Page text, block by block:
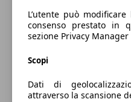
Coppia
Cilindrata
Carburante
Cilindri
Tipo di trazione
L’utente può
consenso prestato in
sezione Privacy
Scopi
Dati di
attraverso la scansione